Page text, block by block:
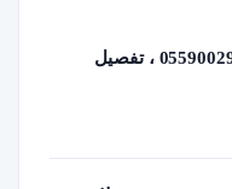
تركيب مظلات قماش الدمام ت: 0559002951 ، تفصيل